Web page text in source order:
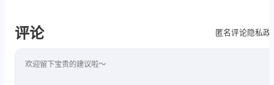
评论 匿名评论隐私政
评论内容